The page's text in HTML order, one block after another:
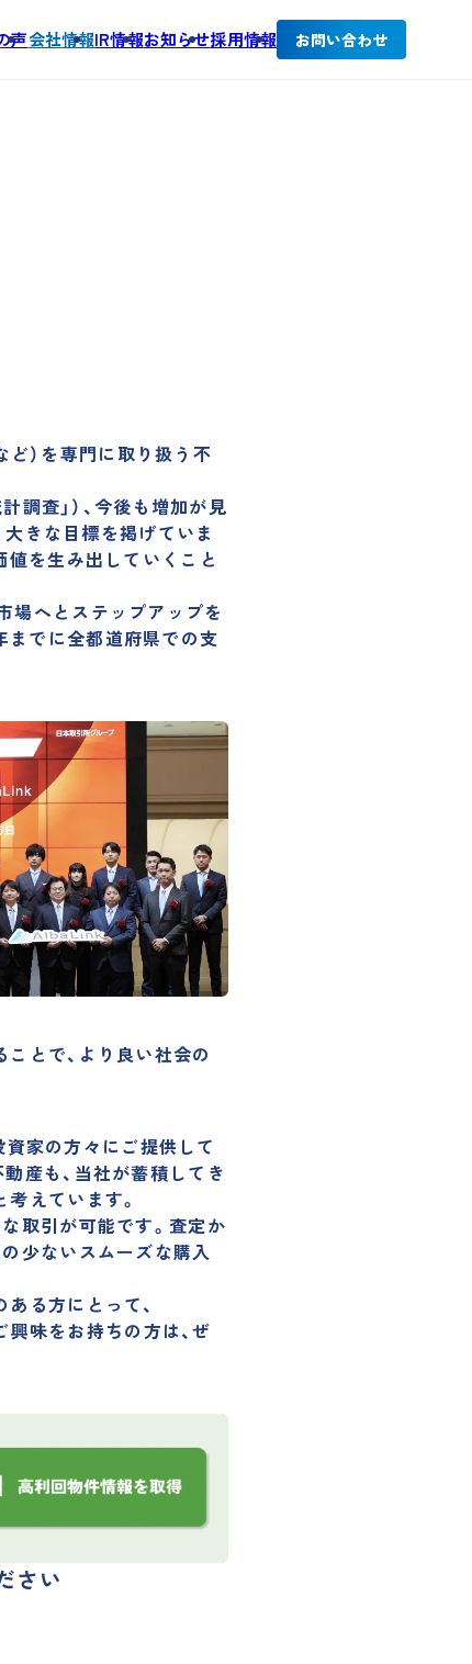
声会社情報IR情報お知らせ採用情報 お問い合わせ
ど）を専門に取り扱う不
調査」）、今後も増加が見
大きな目標を掲げていま
値を生み出していくこと
場へとステップアップを
までに全都道府県での支
とで、より良い社会の
家の方々にご提供して
産も、当社が蓄積してき
えています。
取引が可能です。査定か
少ないスムーズな購入
る方にとって、
味をお持ちの方は、ぜ
さい